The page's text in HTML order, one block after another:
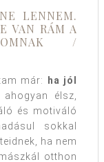
LENNEM.
VAN RÁM A
/
már:
ha jól
ahogyan élsz,
és motiváló
sokkal
ha nem
otthon